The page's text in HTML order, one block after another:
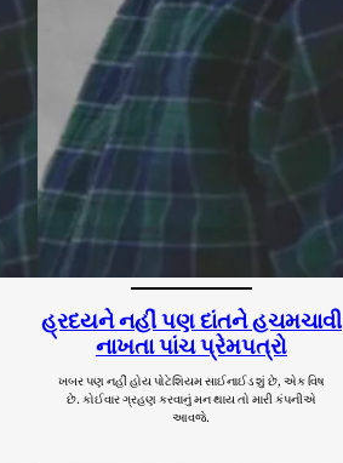
હ્રદયને નહીં પણ દાંતને હચમચાવી
નાખતા પાંચ પ્રેમપત્રો
ખબર પણ નહીં હોય પોટેશિયમ સાઈનાઈડ શું છે, એક વિષ
છે. કોઈવાર ગ્રહણ કરવાનું મન થાય તો મારી કંપનીએ
આવજે.